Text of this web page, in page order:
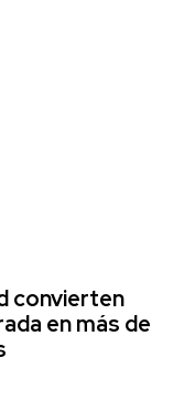
convierten
en más de